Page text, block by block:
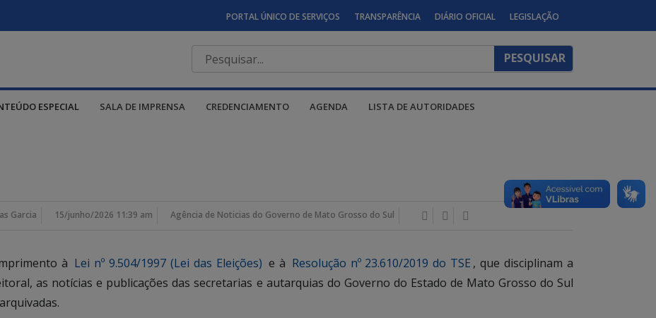
PORTAL ÚNICO DE SERVIÇOS TRANSPARÊNCIA DIÁRIO OFICIAL LEGISLAÇÃO
ESPECIAL SALA DE IMPRENSA CREDENCIAMENTO AGENDA LISTA DE AUTORIDADES
Garcia 15/junho/2026 11:39 am Agência de Noticias do Governo de Mato Grosso do Sul
à Lei nº 9.504/1997 (Lei das Eleições) e à Resolução nº 23.610/2019 do TSE , que disciplinam a
as notícias e publicações das secretarias e autarquias do Governo do Estado de Mato Grosso do Sul